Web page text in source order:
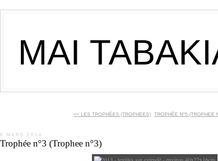
MAI
<< LES TROPHÉES (TROPHEES) TROPHÉE N°5 (TROPHEE
8 MARS 2014
Trophée n°3 (Trophee n°3)